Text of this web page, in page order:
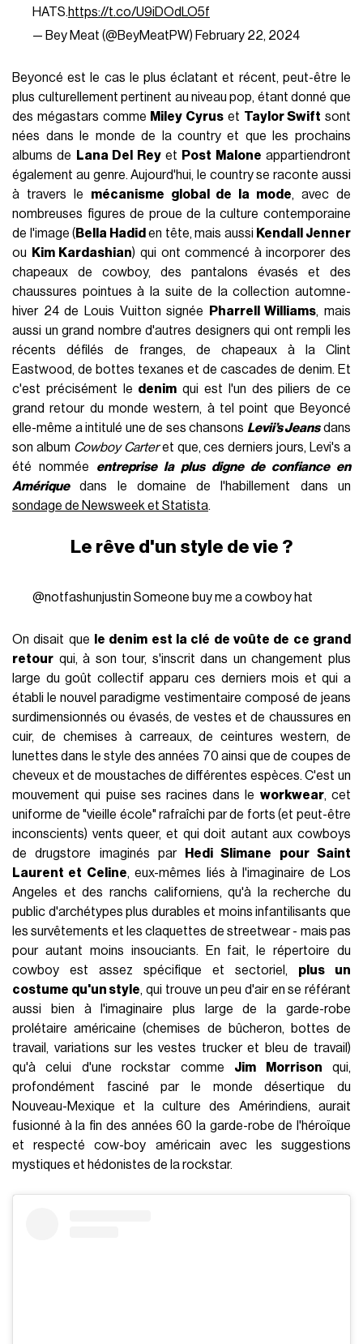
HATS.https://t.co/U9iDOdLO5f
— Bey Meat (@BeyMeatPW) February 22, 2024
Beyoncé est le cas le plus éclatant et récent, peut-être le
plus culturellement pertinent au niveau pop, étant donné que
des mégastars comme Miley Cyrus et Taylor Swift sont
nées dans le monde de la country et que les prochains
albums de
Lana Del Reyet Post Malone appartiendront
également au genre. Aujourd'hui, le country se raconte aussi
à travers le mécanisme global de la mode, avec de
nombreuses figures de proue de la culture contemporaine
de l'image ( Bella Hadid en tête, mais aussi Kendall Jenner
ou
Kim Kardashian) qui ont commencé à incorporer des
chapeaux de cowboy, des pantalons évasés et des
chaussures pointues à la suite de la collection automne-
hiver 24 de Louis Vuitton signée
Pharrell Williams, mais
aussi un grand nombre d'autres designers qui ont rempli les
récents défilés de franges, de chapeaux à la Clint
Eastwood, de bottes texanes et de cascades de denim. Et
c'est précisément le denim qui est l'un des piliers de ce
grand retour du monde western, à tel point que Beyoncé
elle-même a intitulé une de ses chansons Levii’s Jeansdans
son album Cowboy Carteret que, ces derniers jours, Levi's a
été nommée entreprise la plus digne de confiance en
Amériquedans le domaine de l'habillement dans un
sondage de Newsweek et Statista.
Le rêve d'un style de vie ?
@notfashunjustin Someone buy me a cowboy hat
On disait que
le denim est la clé de voûte de ce grand
retour qui, à son tour, s'inscrit dans un changement plus
large du goût collectif apparu ces derniers mois et qui a
établi le nouvel paradigme vestimentaire composé de jeans
surdimensionnés ou évasés, de vestes et de chaussures en
cuir, de chemises à carreaux, de ceintures western, de
lunettes dans le style des années 70 ainsi que de coupes de
cheveux et de moustaches de différentes espèces. C'est un
mouvement qui puise ses racines dans le workwear, cet
uniforme de "vieille école" rafraîchi par de forts (et peut-être
inconscients) vents queer, et qui doit autant aux cowboys
de drugstore imaginés par
Hedi Slimane pour Saint
Laurent et Celine, eux-mêmes liés à l'imaginaire de Los
Angeles et des ranchs californiens, qu'à la recherche du
public d'archétypes plus durables et moins infantilisants que
les survêtements et les claquettes de streetwear - mais pas
pour autant moins insouciants. En fait, le répertoire du
cowboy est assez spécifique et sectoriel, plus un
costume qu'un style, qui trouve un peu d'air en se référant
aussi bien à l'imaginaire plus large de la garde-robe
prolétaire américaine (chemises de bûcheron, bottes de
travail, variations sur les vestes trucker et bleu de travail)
qu'à celui d'une rockstar comme Jim Morrison qui,
profondément fasciné par le monde désertique du
Nouveau-Mexique et la culture des Amérindiens, aurait
fusionné à la fin des années 60 la garde-robe de l'héroïque
et respecté cow-boy américain avec les suggestions
mystiques et hédonistes de la rockstar.